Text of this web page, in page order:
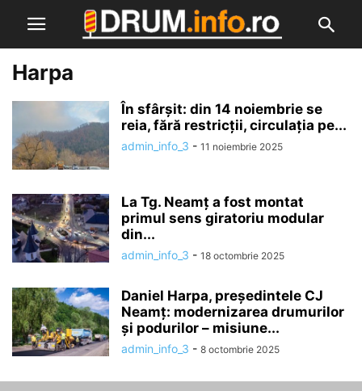
Harpa
În sfârșit: din 14 noiembrie se
reia, fără restricții, circulația pe...
admin_info_3 - 11 noiembrie 2025
La Tg. Neamț a fost montat
primul sens giratoriu modular
din...
admin_info_3 - 18 octombrie 2025
Daniel Harpa, președintele CJ
Neamț: modernizarea drumurilor
și podurilor – misiune...
admin_info_3 - 8 octombrie 2025